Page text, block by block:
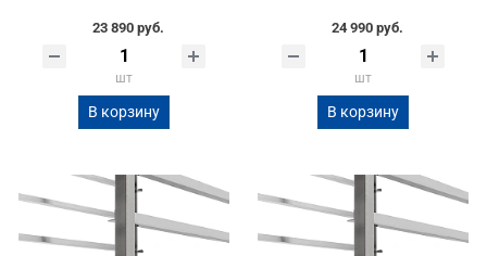
23 890 руб.
шт
В корзину
24 990 руб.
шт
В корзину